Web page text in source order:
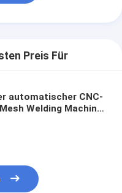
Preis Für
automatischer CNC-
Welding Machine